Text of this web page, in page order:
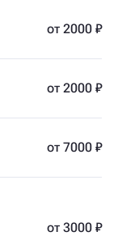
от 2000 ₽
от 2000 ₽
от 7000 ₽
от 3000 ₽